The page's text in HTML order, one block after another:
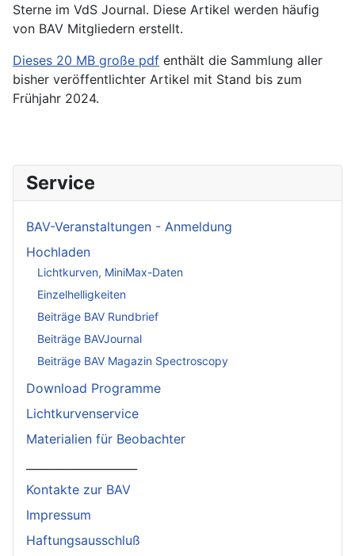
Sterne im VdS Journal. Diese Artikel werden häufig
von BAV Mitgliedern erstellt.
Dieses 20 MB große pdf enthält die Sammlung aller
bisher veröffentlichter Artikel mit Stand bis zum
Frühjahr 2024.
Service
BAV-Veranstaltungen - Anmeldung
Hochladen
Lichtkurven, MiniMax-Daten
Einzelhelligkeiten
Beiträge BAV Rundbrief
Beiträge BAVJournal
Beiträge BAV Magazin Spectroscopy
Download Programme
Lichtkurvenservice
Materialien für Beobachter
Kontakte zur BAV
Impressum
Haftungsausschluß